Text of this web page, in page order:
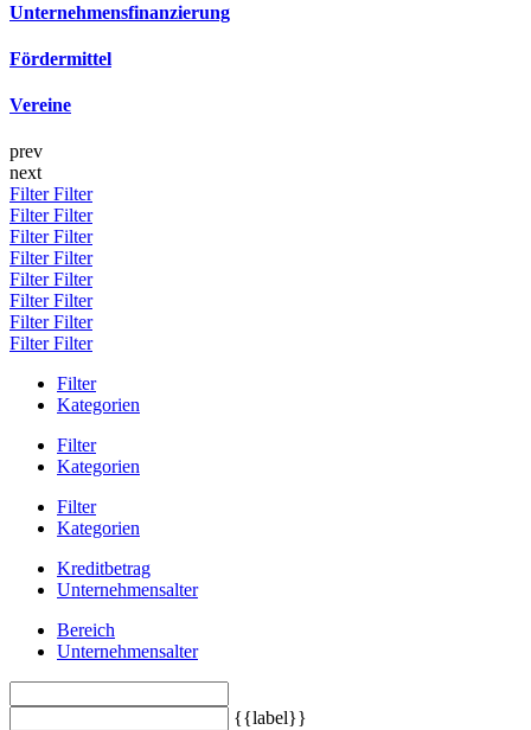
Unternehmensfinanzierung
Fördermittel
Vereine
prev
next
FilterFilter
FilterFilter
FilterFilter
FilterFilter
FilterFilter
FilterFilter
FilterFilter
FilterFilter
Filter
Kategorien
Filter
Kategorien
Filter
Kategorien
Kreditbetrag
Unternehmensalter
Bereich
Unternehmensalter
{{label}}